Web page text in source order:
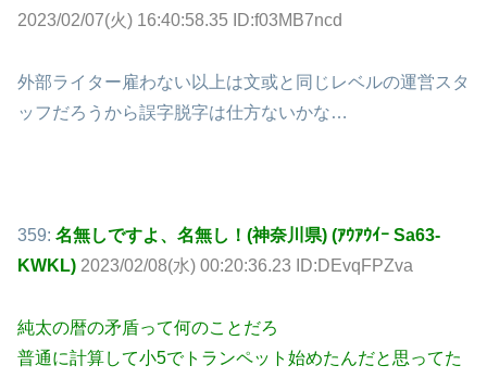
2023/02/07(火) 16:40:58.35 ID:f03MB7ncd
外部ライター雇わない以上は文或と同じレベルの運営スタ
ッフだろうから誤字脱字は仕方ないかな…
359: 名無しですよ、名無し！(神奈川県) (ｱｳｱｳｲｰ Sa63-
KWKL) 2023/02/08(水) 00:20:36.23 ID:DEvqFPZva
純太の暦の矛盾って何のことだろ
普通に計算して小5でトランペット始めたんだと思ってた